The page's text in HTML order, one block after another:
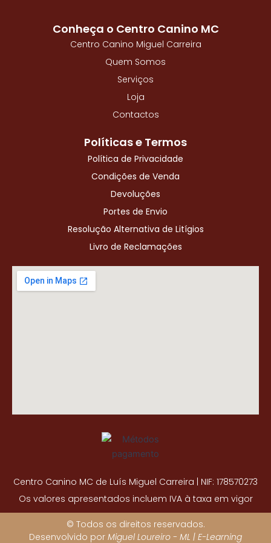
k
-
Conheça o Centro Canino MC
Centro Canino Miguel Carreira
Quem Somos
Serviços
Loja
Contactos
Políticas e Termos
Política de Privacidade
Condições de Venda
Devoluções
Portes de Envio
Resolução Alternativa de Litígios
Livro de Reclamações
Centro Canino MC de Luís Miguel Carreira | NIF: 178570273
Os valores apresentados incluem IVA à taxa em vigor
© Todos os direitos reservados.
Desenvolvido por Miguel Loureiro - ML | E-Learning